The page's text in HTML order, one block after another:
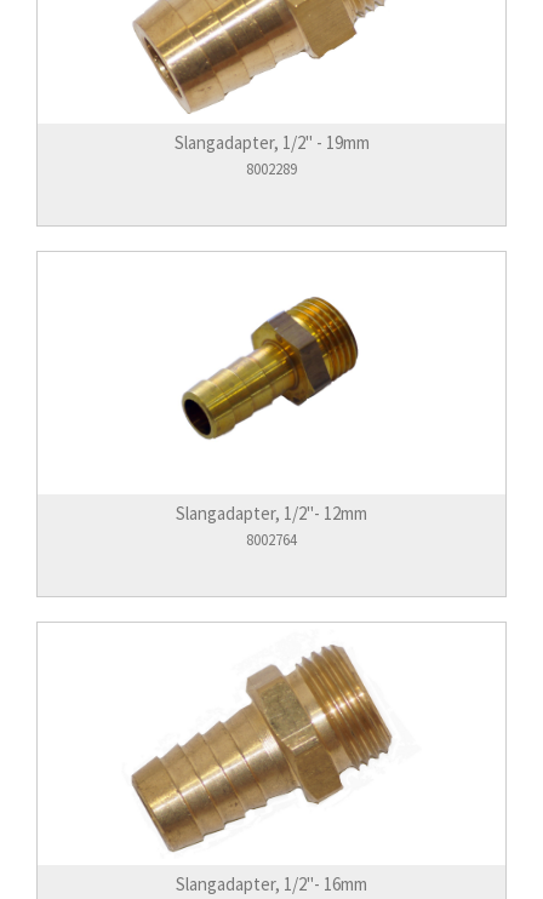
Slangadapter, 1/2" - 19mm
8002289
Slangadapter, 1/2"- 12mm
8002764
Slangadapter, 1/2"- 16mm